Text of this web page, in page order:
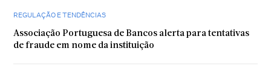
REGULAÇÃO E TENDÊNCIAS
Associação Portuguesa de Bancos alerta para tentativas
de fraude em nome da instituição